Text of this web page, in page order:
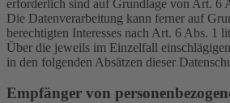
erforderlich sind auf Grundlage von Art. 6
Die Datenverarbeitung kann ferner auf
berechtigten Interesses nach Art. 6 Abs. 1
Über die jeweils im Einzelfall
in den folgenden Absätzen dieser
Empfänger von